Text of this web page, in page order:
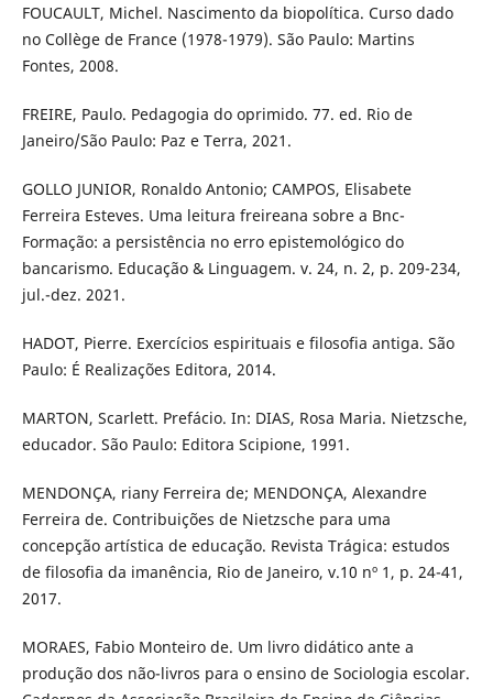
FOUCAULT, Michel. Nascimento da biopolítica. Curso dado
no Collège de France (1978-1979). São Paulo: Martins
Fontes, 2008.
FREIRE, Paulo. Pedagogia do oprimido. 77. ed. Rio de
Janeiro/São Paulo: Paz e Terra, 2021.
GOLLO JUNIOR, Ronaldo Antonio; CAMPOS, Elisabete
Ferreira Esteves. Uma leitura freireana sobre a Bnc-
Formação: a persistência no erro epistemológico do
bancarismo. Educação & Linguagem. v. 24, n. 2, p. 209-234,
jul.-dez. 2021.
HADOT, Pierre. Exercícios espirituais e filosofia antiga. São
Paulo: É Realizações Editora, 2014.
MARTON, Scarlett. Prefácio. In: DIAS, Rosa Maria. Nietzsche,
educador. São Paulo: Editora Scipione, 1991.
MENDONÇA, riany Ferreira de; MENDONÇA, Alexandre
Ferreira de. Contribuições de Nietzsche para uma
concepção artística de educação. Revista Trágica: estudos
de filosofia da imanência, Rio de Janeiro, v.10 nº 1, p. 24-41,
2017.
MORAES, Fabio Monteiro de. Um livro didático ante a
produção dos não-livros para o ensino de Sociologia escolar.